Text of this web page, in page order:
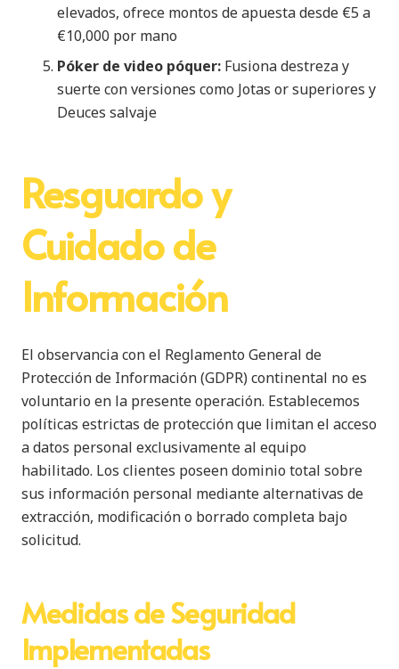
elevados, ofrece montos de apuesta desde €5 a
€10,000 por mano
Póker de video póquer: Fusiona destreza y
suerte con versiones como Jotas or superiores y
Deuces salvaje
Resguardo y
Cuidado de
Información
El observancia con el Reglamento General de
Protección de Información (GDPR) continental no es
voluntario en la presente operación. Establecemos
políticas estrictas de protección que limitan el acceso
a datos personal exclusivamente al equipo
habilitado. Los clientes poseen dominio total sobre
sus información personal mediante alternativas de
extracción, modificación o borrado completa bajo
solicitud.
Medidas de Seguridad
Implementadas